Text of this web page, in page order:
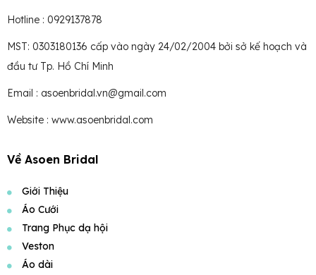
Hotline : 0929137878
MST: 0303180136 cấp vào ngày 24/02/2004 bởi sở kế hoạch và
đầu tư Tp. Hồ Chí Minh
Email : asoenbridal.vn@gmail.com
Website : www.asoenbridal.com
Về Asoen Bridal
Giới Thiệu
Áo Cưới
Trang Phục dạ hội
Veston
Áo dài